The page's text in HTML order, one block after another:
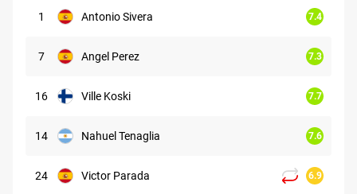
1 Antonio Sivera 7.4
7 Angel Perez 7.3
16 Ville Koski 7.7
14 Nahuel Tenaglia 7.6
24 Victor Parada 6.9